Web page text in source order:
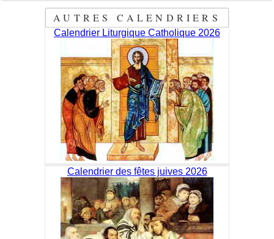
AUTRES CALENDRIERS
Calendrier Liturgique Catholique 2026
Calendrier des fêtes juives 2026